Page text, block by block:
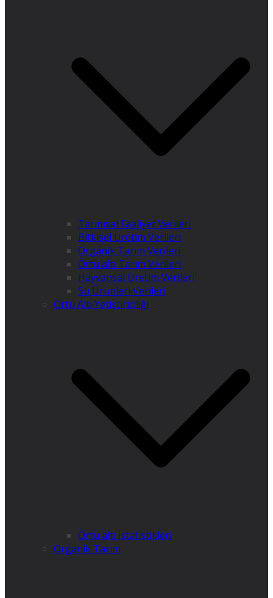
Tarımsal Faaliyet Verileri
Bitkisel Üretim Verileri
Organik Tarım Verileri
Örtü altı Tarım Verileri
Hayvansal Üretim Verileri
Su Ürünleri Verileri
Örtü Altı Yetiştiriciliği
Örtü altı İstatistikleri
Organik Tarım